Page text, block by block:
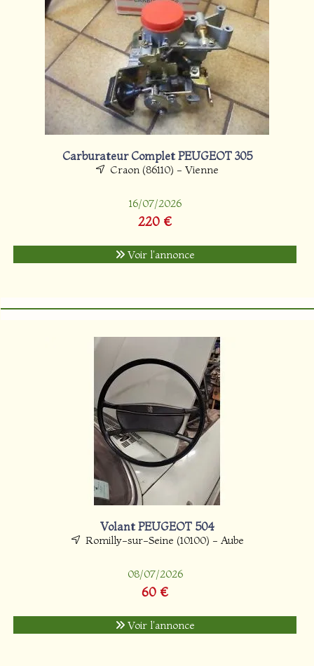
Carburateur Complet PEUGEOT 305
Craon (86110) - Vienne
16/07/2026
220 €
Voir l'annonce
Volant PEUGEOT 504
Romilly-sur-Seine (10100) - Aube
08/07/2026
60 €
Voir l'annonce